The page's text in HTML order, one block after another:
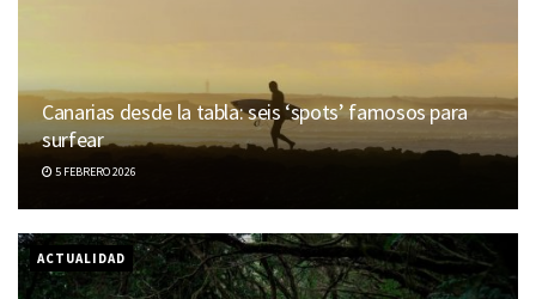
Canarias desde la tabla: seis ‘spots’ famosos para
surfear
5 FEBRERO 2026
ACTUALIDAD